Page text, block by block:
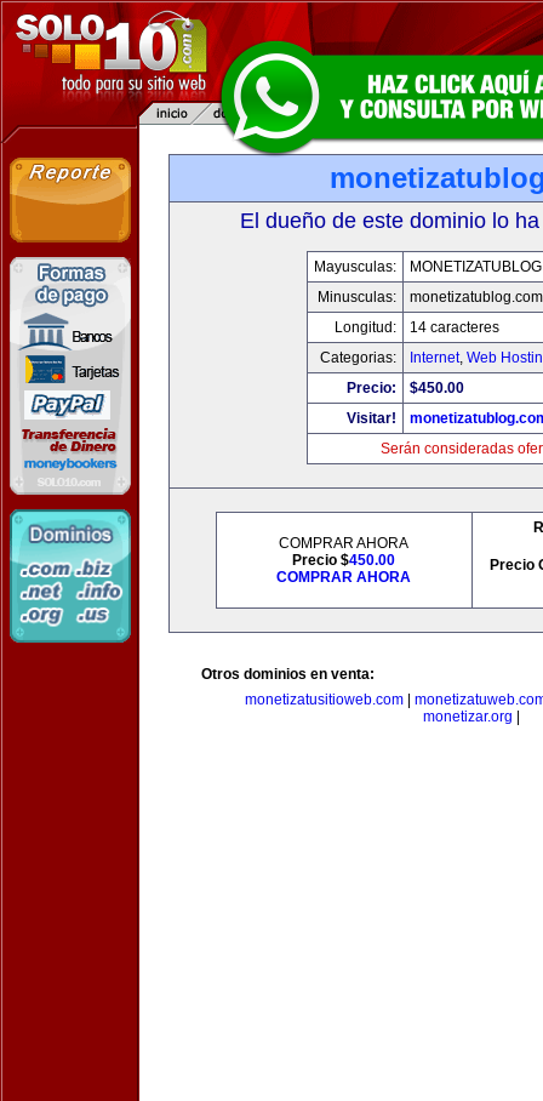
El dueño de este dominio lo
Mayusculas:
Minusculas:
monetizatublog.com
Longitud:
14 caracteres
Categorias:
Internet, Web
Precio:
$450.00
Visitar!
Serán consideradas
COMPRAR AHORA
Precio $450.00
COMPRAR AHORA
Precio
Otros dominios en venta:
monetizatusitioweb.com
monetizar.org